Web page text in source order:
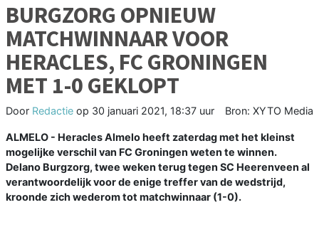
BURGZORG OPNIEUW
MATCHWINNAAR VOOR
HERACLES, FC GRONINGEN
MET 1-0 GEKLOPT
Door Redactie op 30 januari 2021, 18:37 uur Bron: XYTO Media
ALMELO - Heracles Almelo heeft zaterdag met het kleinst
mogelijke verschil van FC Groningen weten te winnen.
Delano Burgzorg, twee weken terug tegen SC Heerenveen al
verantwoordelijk voor de enige treffer van de wedstrijd,
kroonde zich wederom tot matchwinnaar (1-0).